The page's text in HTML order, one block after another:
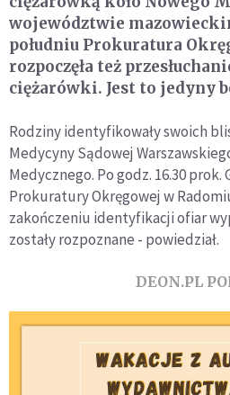
województwie
południu Prokuratura
rozpoczęła też
ciężarówki. Jest to jedyny
Rodziny identyfikowały swoich
Medycyny Sądowej
Medycznego. Po godz. 16.30 prok.
Prokuratury Okręgowej w
zakończeniu identyfikacji ofiar
zostały rozpoznane - powiedział.
DEON.PL